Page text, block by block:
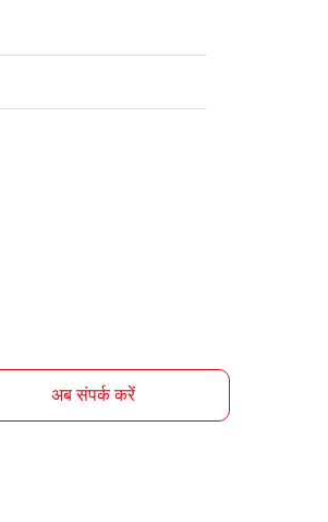
अब संपर्क करें